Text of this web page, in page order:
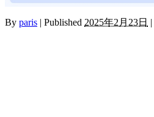
By paris | Published 2025年2月23日 |